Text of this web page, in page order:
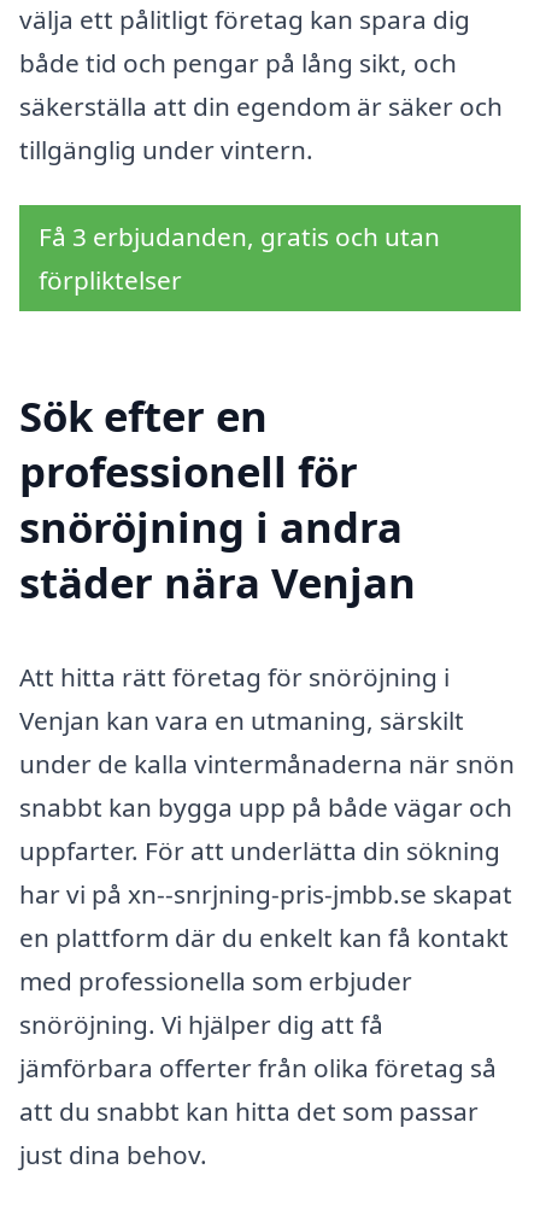
välja ett pålitligt företag kan spara dig
både tid och pengar på lång sikt, och
säkerställa att din egendom är säker och
tillgänglig under vintern.
Få 3 erbjudanden, gratis och utan
förpliktelser
Sök efter en
professionell för
snöröjning i andra
städer nära Venjan
Att hitta rätt företag för snöröjning i
Venjan kan vara en utmaning, särskilt
under de kalla vintermånaderna när snön
snabbt kan bygga upp på både vägar och
uppfarter. För att underlätta din sökning
har vi på xn--snrjning-pris-jmbb.se skapat
en plattform där du enkelt kan få kontakt
med professionella som erbjuder
snöröjning. Vi hjälper dig att få
jämförbara offerter från olika företag så
att du snabbt kan hitta det som passar
just dina behov.